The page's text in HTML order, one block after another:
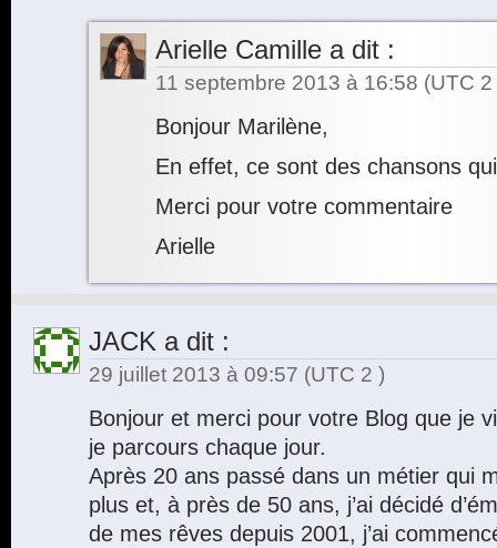
Arielle Camille a dit :
11 septembre 2013 à 16:58 (UTC 2
Bonjour Marilène,
En effet, ce sont des chansons
Merci pour votre commentaire
Arielle
JACK a dit :
29 juillet 2013 à 09:57 (UTC 2 )
Bonjour et merci pour votre Blog que je
je parcours chaque jour.
Après 20 ans passé dans un métier qui
plus et, à près de 50 ans, j’ai décidé
de mes rêves depuis 2001, j’ai